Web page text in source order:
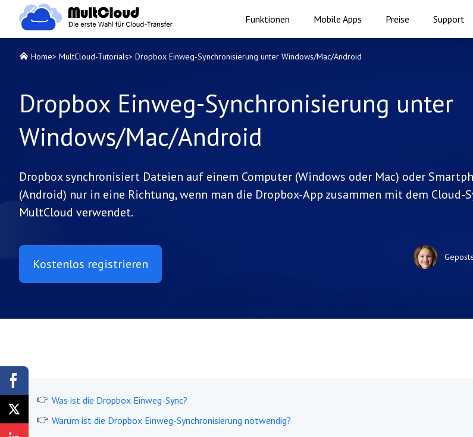
Funktionen Mobile Apps Preise Support
Home> MultCloud-Tutorials> Dropbox Einweg-Synchronisierung unter Windows/Mac/Android
Dropbox Einweg-Synchronisierung unter
Windows/Mac/Android
Dropbox synchronisiert Dateien auf einem Computer (Windows oder Mac) oder
(Android) nur in eine Richtung, wenn man die Dropbox-App zusammen mit dem Cloud-
MultCloud verwendet.
Kostenlos registrieren
Was ist die Dropbox Einweg-Sync?
Warum ist die Dropbox Einweg-Synchronisierung notwendig?